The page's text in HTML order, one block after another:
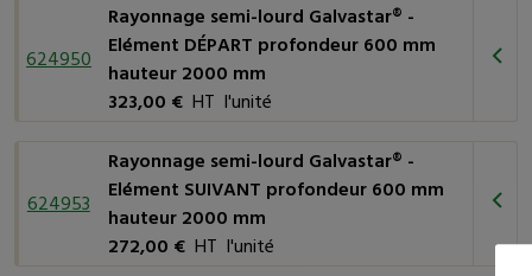
624950
Rayonnage semi-lourd Galvastar® -
Elément DÉPART profondeur 600 mm
hauteur 2000 mm
323,00 € HT l'unité
624953
Rayonnage semi-lourd Galvastar® -
Elément SUIVANT profondeur 600 mm
hauteur 2000 mm
272,00 €HT l'unité